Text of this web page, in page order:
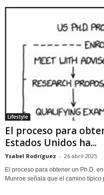
Lifestyle
El proceso para
Estados Unidos ha...
Ysabel Rodríguez - 26 abril 2025
El proceso para obtener un Ph.D.
Munroe señala que el camino típico